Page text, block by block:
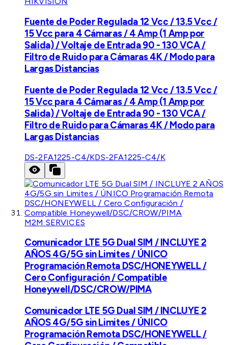
Fuente de Poder Regulada 12 Vcc / 13.5 Vcc /
15 Vcc para 4 Cámaras / 4 Amp (1 Amp por
Salida) / Voltaje de Entrada 90 - 130 VCA /
Filtro de Ruido para Cámaras 4K / Modo para
Largas Distancias
Fuente de Poder Regulada 12 Vcc / 13.5 Vcc /
15 Vcc para 4 Cámaras / 4 Amp (1 Amp por
Salida) / Voltaje de Entrada 90 - 130 VCA /
Filtro de Ruido para Cámaras 4K / Modo para
Largas Distancias
DS-2FA1225-C4/KDS-2FA1225-C4/K
M2M SERVICES
Comunicador LTE 5G Dual SIM / INCLUYE 2
AÑOS 4G/5G sin Limites / ÚNICO
Programación Remota DSC/HONEYWELL /
Cero Configuración / Compatible
Honeywell/DSC/CROW/PIMA
Comunicador LTE 5G Dual SIM / INCLUYE 2
AÑOS 4G/5G sin Limites / ÚNICO
Programación Remota DSC/HONEYWELL /